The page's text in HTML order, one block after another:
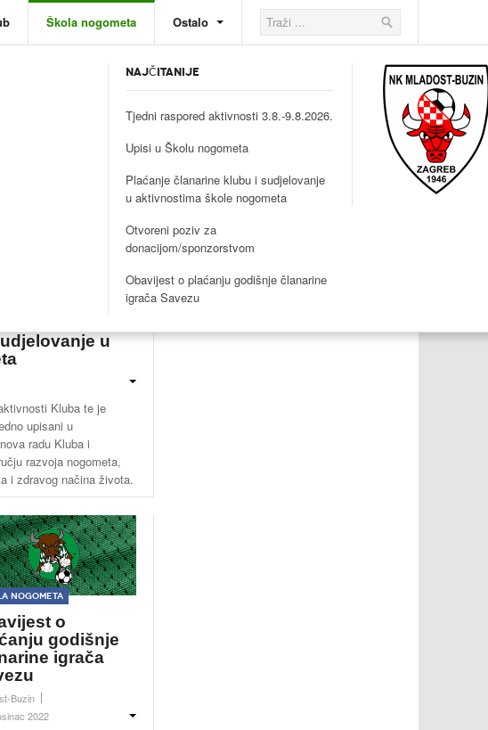
NAJČITANIJE
Tjedni raspored aktivnosti 3.8.-9.8.2026.
Upisi u Školu nogometa
Plaćanje članarine klubu i sudjelovanje
u aktivnostima škole nogometa
Otvoreni poziv za
donacijom/sponzorstvom
Obavijest o plaćanju godišnje članarine
igrača Savezu
Škola nogometa Ostalo
u
Kluba te je
upisani u
radu Kluba i
razvoja nogometa,
i zdravog načina života.
nogometa
o
godišnje
igrača
Buzin
2022